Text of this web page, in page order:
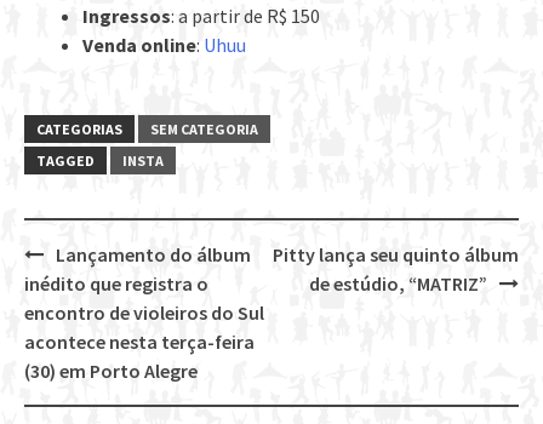
Ingressos: a partir de R$ 150
Venda online: Uhuu
CATEGORIAS
SEM CATEGORIA
TAGGED
INSTA
Post
navigation
Pitty lança seu quinto álbum
de estúdio, “MATRIZ”
Lançamento do álbum
inédito que registra o
encontro de violeiros do Sul
acontece nesta terça-feira
(30) em Porto Alegre